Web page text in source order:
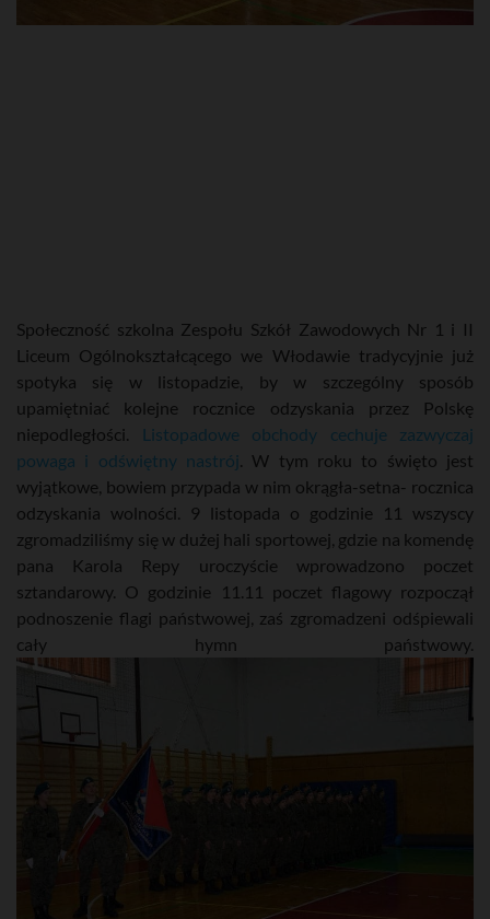
Społeczność szkolna Zespołu Szkół Zawodowych Nr 1 i II
Liceum Ogólnokształcącego we Włodawie tradycyjnie już
spotyka się w listopadzie, by w szczególny sposób
upamiętniać kolejne rocznice odzyskania przez Polskę
niepodległości.
Listopadowe obchody cechuje zazwyczaj
powaga i odświętny nastrój. W tym roku to święto jest
wyjątkowe, bowiem przypada w nim okrągła-setna- rocznica
odzyskania wolności. 9 listopada o godzinie 11 wszyscy
zgromadziliśmy się w dużej hali sportowej, gdzie na komendę
pana Karola Repy uroczyście wprowadzono poczet
sztandarowy. O godzinie 11.11 poczet flagowy rozpoczął
podnoszenie flagi państwowej, zaś zgromadzeni odśpiewali
cały hymn państwowy.